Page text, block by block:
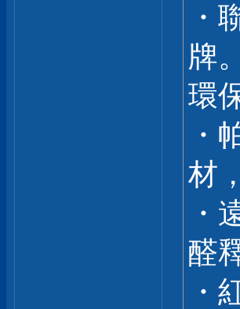
・
牌
環
・
材
・
醛
・